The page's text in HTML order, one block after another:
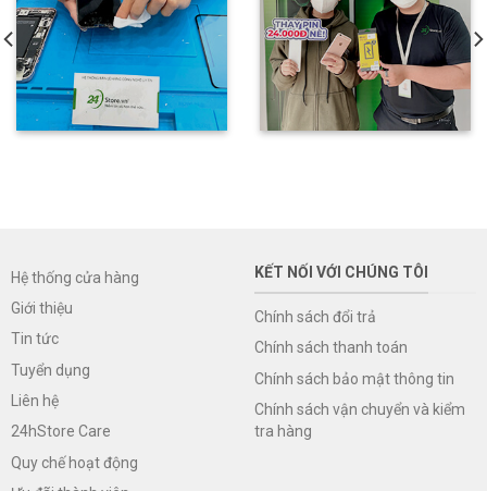
Hệ thống cửa hàng
Giới thiệu
Tin tức
Tuyển dụng
Liên hệ
24hStore Care
Quy chế hoạt động
KẾT NỐI VỚI CHÚNG TÔI
Chính sách đổi trả
Chính sách thanh toán
Chính sách bảo mật thông tin
Chính sách vận chuyển và kiểm
tra hàng